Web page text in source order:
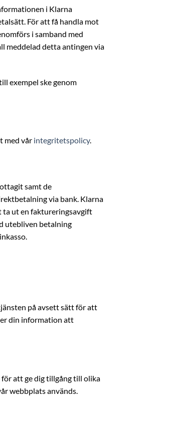
i Klarna
För att få handla mot
i samband med
meddelad detta antingen via
exempel ske genom
med vår integritetspolicy.
samt de
via bank. Klarna
ta ut en faktureringsavgift
utebliven betalning
på avsett sätt för att
din information att
för att ge dig tillgång till olika
webbplats används.